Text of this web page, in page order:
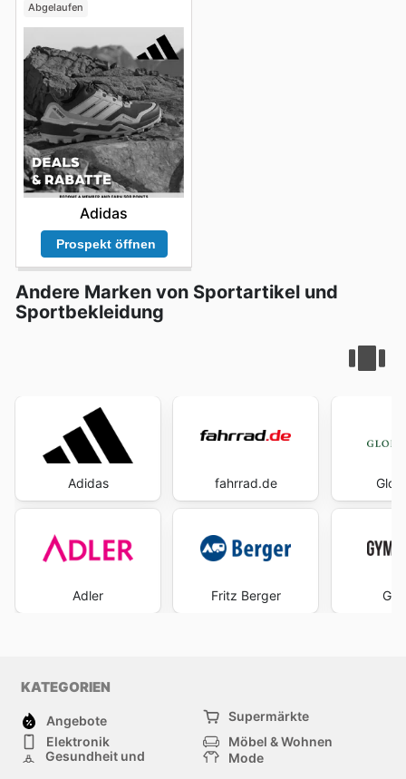
Abgelaufen
Adidas
Prospekt öffnen
Andere Marken von Sportartikel und
Sportbekleidung
Adidas
Adler
fahrrad.de
Fritz Berger
KATEGORIEN
Angebote
Supermärkte
Elektronik
Möbel & Wohnen
Gesundheit und
Mode